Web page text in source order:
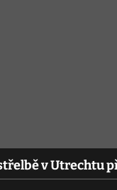
v Utrechtu